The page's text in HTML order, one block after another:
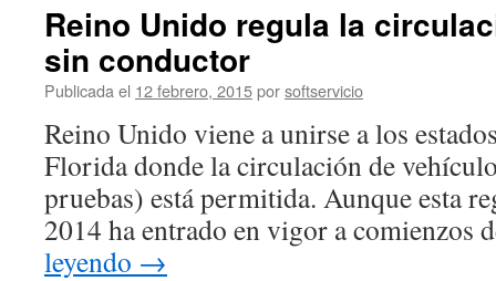
Reino Unido regula la
sin conductor
Publicada el 12 febrero, 2015porsoftservicio
Reino Unido viene a unirse a los
Florida donde la circulación de
pruebas) está permitida. Aunque esta
2014 ha entrado en vigor a comienzos
leyendo →